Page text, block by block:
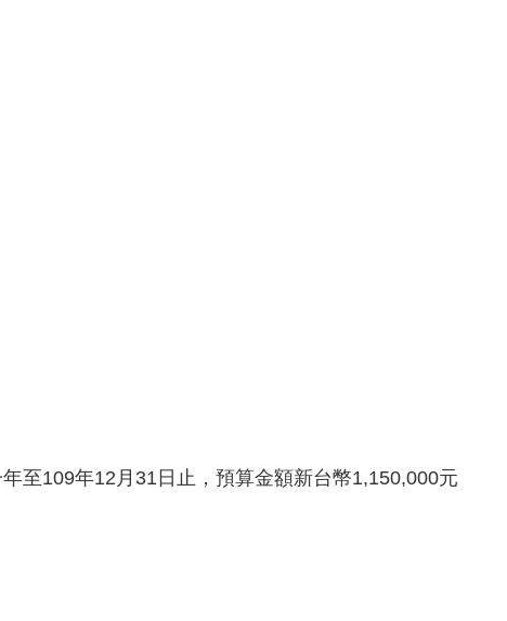
至109年12月31日止，預算金額新台幣1,150,000元